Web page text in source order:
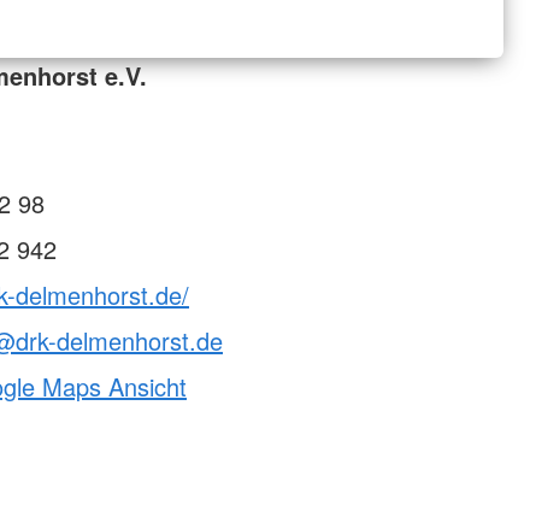
e.V.
98
942
delmenhorst.de/
delmenhorst.de
Maps Ansicht